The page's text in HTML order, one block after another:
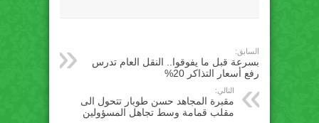
السابق:
بسرعة قبل ما يفوقوا.. النقل العام تدرس
رفع أسعار التذاكر 20%
التالي:
مقبرة المجاهد حسن طوبار تتحول الى
مقلب قمامة وسط تجاهل المسؤولين